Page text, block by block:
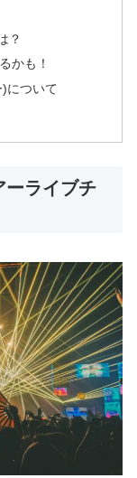
？
かも！
について
ーライブチ